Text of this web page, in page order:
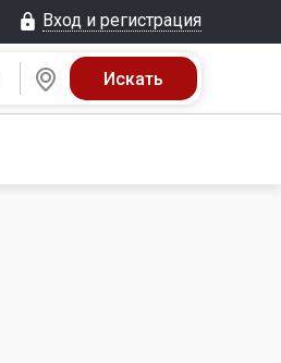
Вход и регистрация